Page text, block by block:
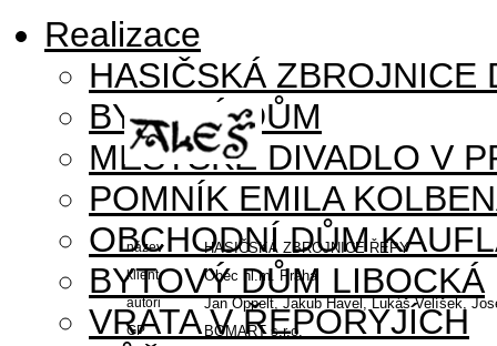
Realizace
HASIČSKÁ ZBROJNICE
BYTOVÝ DŮM
MĚSTSKÉ DIVADLO V
POMNÍK EMILA
OBCHODNÍ DŮM
BYTOVÝ DŮM LIBOCKÁ
VRATA V ŘEPORYJÍCH
název HASIČSKÁ ZBROJNICE ŘEPY
klient Obec hl.m. Praha
autoři Jan Oppelt, Jakub Havel, Lukáš Velíšek,
GP BOMART s.r.o.